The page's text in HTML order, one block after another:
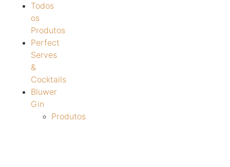
Todos
os
Produtos
Perfect
Serves
&
Cocktails
Bluwer
Gin
Produtos